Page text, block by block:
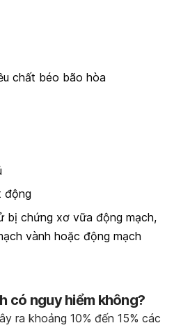
chất béo bão hòa
động
bị chứng xơ vữa động mạch,
vành hoặc động mạch
có nguy hiểm không?
ra khoảng 10% đến 15% các